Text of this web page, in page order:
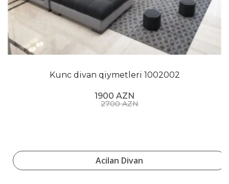
Kunc divan qiymetleri 1002002
1900 AZN
2700 AZN
Acilan Divan